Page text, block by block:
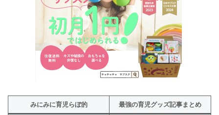
みにみに育児らぼ的 最強の育児グッズ記事まとめ